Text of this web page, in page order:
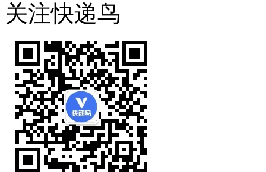
关注快递鸟